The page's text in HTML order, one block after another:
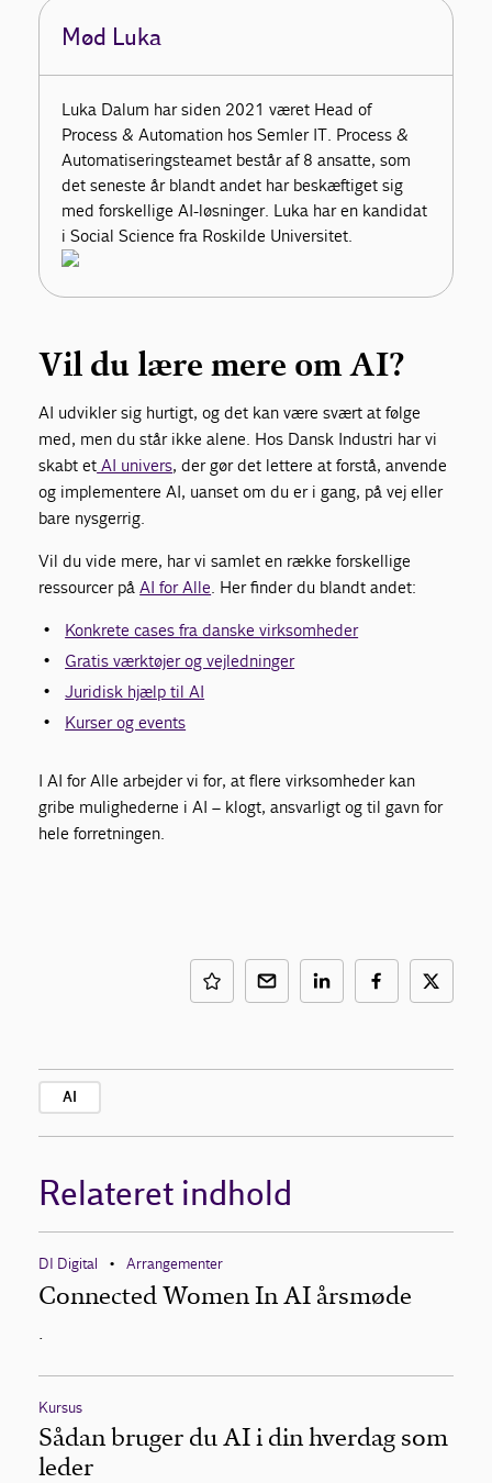
Mød Luka
Luka Dalum har siden 2021 været Head of
Process & Automation hos Semler IT. Process &
Automatiseringsteamet består af 8 ansatte, som
det seneste år blandt andet har beskæftiget sig
med forskellige AI-løsninger. Luka har en kandidat
i Social Science fra Roskilde Universitet.
Vil du lære mere om AI?
AI udvikler sig hurtigt, og det kan være svært at følge
med, men du står ikke alene. Hos Dansk Industri har vi
skabt et AI univers, der gør det lettere at forstå, anvende
og implementere AI, uanset om du er i gang, på vej eller
bare nysgerrig.
Vil du vide mere, har vi samlet en række forskellige
ressourcer påAI for Alle . Her finder du blandt andet:
Konkrete cases fra danske virksomheder
Gratis værktøjer og vejledninger
Juridisk hjælp til AI
Kurser og events
I AI for Alle arbejder vi for, at flere virksomheder kan
gribe mulighederne i AI – klogt, ansvarligt og til gavn for
hele forretningen.
AI
Relateret indhold
DI Digital • Arrangementer
Connected Women In AI årsmøde
.
Kursus
Sådan bruger du AI i din hverdag som
leder